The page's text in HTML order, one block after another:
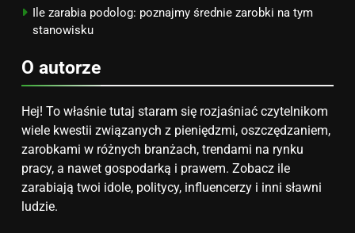
Ile zarabia podolog: poznajmy średnie zarobki na tym
stanowisku
O autorze
Hej! To właśnie tutaj staram się rozjaśniać czytelnikom
wiele kwestii związanych z pieniędzmi, oszczędzaniem,
zarobkami w różnych branżach, trendami na rynku
pracy, a nawet gospodarką i prawem. Zobacz ile
zarabiają twoi idole, politycy, influencerzy i inni sławni
ludzie.